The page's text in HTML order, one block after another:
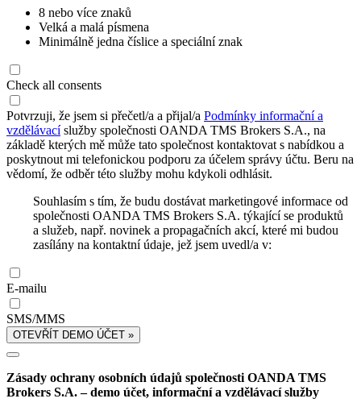
8 nebo více znaků
Velká a malá písmena
Minimálně jedna číslice a speciální znak
Check all consents
Potvrzuji, že jsem si přečetl/a a přijal/a Podmínky informační a
vzdělávacíslužby společnosti OANDA TMS Brokers S.A., na
základě kterých mě může tato společnost kontaktovat s nabídkou a
poskytnout mi telefonickou podporu za účelem správy účtu. Beru na
vědomí, že odběr této služby mohu kdykoli odhlásit.
Souhlasím s tím, že budu dostávat marketingové informace od
společnosti OANDA TMS Brokers S.A. týkající se produktů
a služeb, např. novinek a propagačních akcí, které mi budou
zasílány na kontaktní údaje, jež jsem uvedl/a v:
E-mailu
SMS/MMS
OTEVŘÍT DEMO ÚČET »
Zásady ochrany osobních údajů společnosti OANDA TMS
Brokers S.A. – demo účet, informační a vzdělávací služby